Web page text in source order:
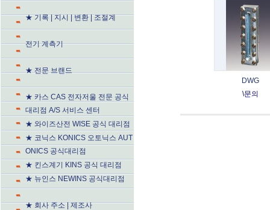
★ 기록 | 지시 | 변환 | 조절계
전기 계측기
★ 전문 브랜드
★ 카스 CAS 전자저울 전문 공식
대리점 A/S 서비스 센터
★ 와이즈산전 WISE 공식 대리점
★ 코닉스 KONICS 오토닉스 AUT
ONICS 공식대리점
★ 킨스계기 KINS 공식 대리점
★ 뉴인스 NEWINS 공식대리점
★ 회사 주소 | 제조사
DWG
\문의